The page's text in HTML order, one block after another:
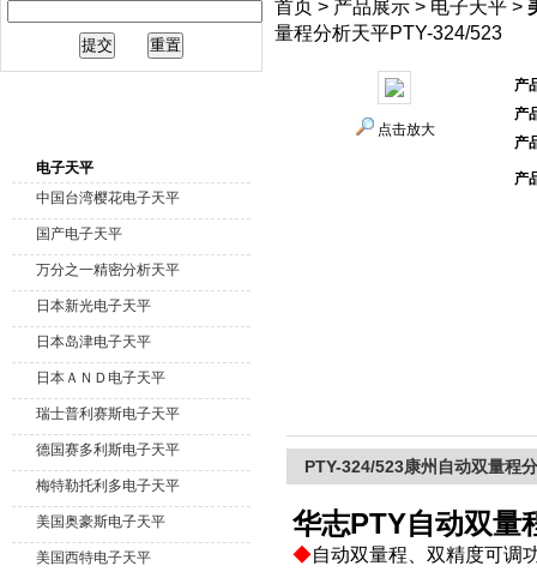
电子天平
中国台湾樱花电子天平
国产电子天平
万分之一精密分析天平
日本新光电子天平
日本岛津电子天平
日本ＡＮＤ电子天平
瑞士普利赛斯电子天平
德国赛多利斯电子天平
梅特勒托利多电子天平
美国奥豪斯电子天平
美国西特电子天平
首页 > 产品展示 > 电子天平 >
量程分析天平PTY-324/523
点击放大
产
产
产
产
PTY-324/523康州自动双量程
华志PTY自动双量
◆自动双量程、双精度可调